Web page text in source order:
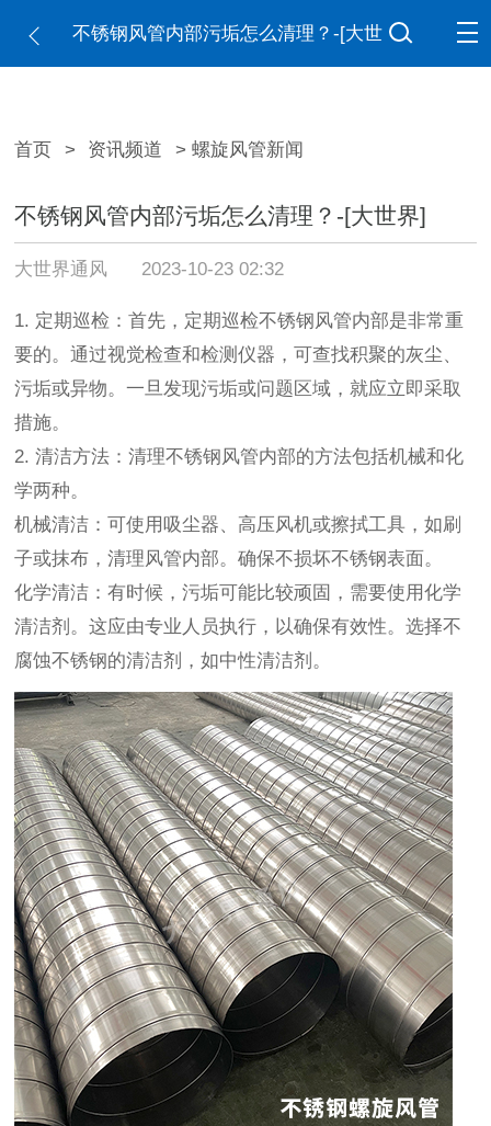
不锈钢风管内部污垢怎么清理？-[大世
首页 > 资讯频道 > 螺旋风管新闻
不锈钢风管内部污垢怎么清理？-[大世界]
大世界通风 2023-10-23 02:32
1. 定期巡检：首先，定期巡检不锈钢风管内部是非常重
要的。通过视觉检查和检测仪器，可查找积聚的灰尘、
污垢或异物。一旦发现污垢或问题区域，就应立即采取
措施。
2. 清洁方法：清理不锈钢风管内部的方法包括机械和化
学两种。
机械清洁：可使用吸尘器、高压风机或擦拭工具，如刷
子或抹布，清理风管内部。确保不损坏不锈钢表面。
化学清洁：有时候，污垢可能比较顽固，需要使用化学
清洁剂。这应由专业人员执行，以确保有效性。选择不
腐蚀不锈钢的清洁剂，如中性清洁剂。